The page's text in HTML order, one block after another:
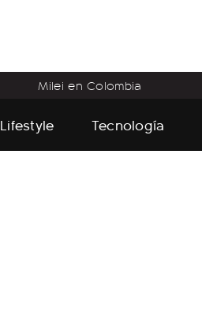
Milei en Colombia
Lifestyle Tecnología